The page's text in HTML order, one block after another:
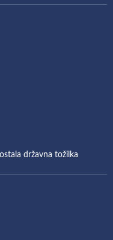
državna tožilka